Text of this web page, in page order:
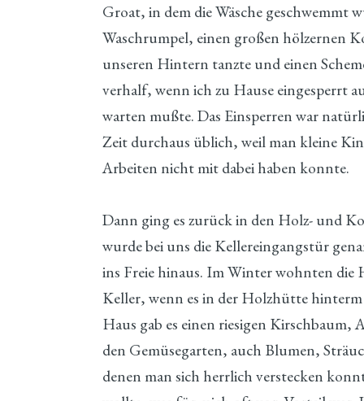
Groat, in dem die Wäsche geschwemmt
Waschrumpel, einen großen hölzernen
unseren Hintern tanzte und einen
verhalf, wenn ich zu Hause eingesperrt
warten mußte. Das Einsperren war
Zeit durchaus üblich, weil man kleine
Arbeiten nicht mit dabei haben konnte.
Dann ging es zurück in den Holz- und
wurde bei uns die Kellereingangstür
ins Freie hinaus. Im Winter wohnten die
Keller, wenn es in der Holzhütte
Haus gab es einen riesigen
den Gemüsegarten, auch Blumen,
denen man sich herrlich verstecken